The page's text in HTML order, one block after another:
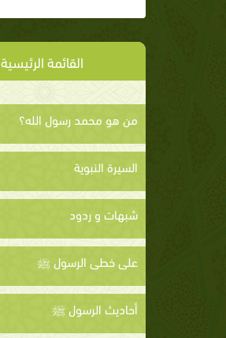
القائمة الرئيسية
من هو محمد رسول الله؟
السيرة النبوية
شبهات و ردود
على خطى الرسول ﷺ
أحاديث الرسول ﷺ